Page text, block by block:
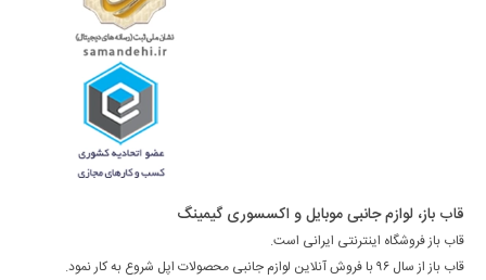
قاب باز، لوازم جانبی موبایل و اکسسوری گیمینگ
قاب باز فروشگاه اینترنتی ایرانی است.
قاب باز از سال ۹۶ با فروش آنلاین لوازم جانبی محصولات اپل شروع به کار نمود.